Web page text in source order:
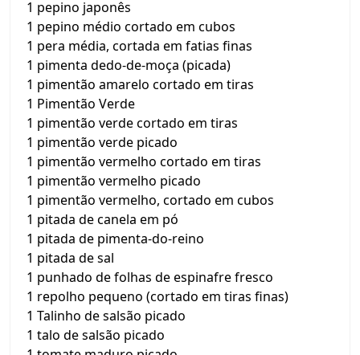
1 pepino japonês
1 pepino médio cortado em cubos
1 pera média, cortada em fatias finas
1 pimenta dedo-de-moça (picada)
1 pimentão amarelo cortado em tiras
1 Pimentão Verde
1 pimentão verde cortado em tiras
1 pimentão verde picado
1 pimentão vermelho cortado em tiras
1 pimentão vermelho picado
1 pimentão vermelho, cortado em cubos
1 pitada de canela em pó
1 pitada de pimenta-do-reino
1 pitada de sal
1 punhado de folhas de espinafre fresco
1 repolho pequeno (cortado em tiras finas)
1 Talinho de salsão picado
1 talo de salsão picado